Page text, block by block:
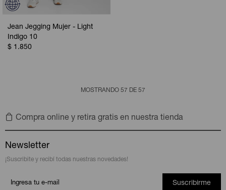
Jean Jegging Mujer - Light
Indigo 10
$ 1.850
MOSTRANDO 57 DE 57
Compra online y retira gratis en nuestra tienda
Newsletter
¡Suscribite y recibí todas nuestras novedades!
Suscribirme